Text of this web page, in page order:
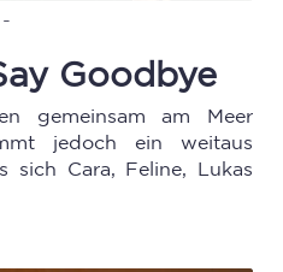
-
Goodbye
gemeinsam am Meer
jedoch ein weitaus
sich Cara, Feline, Lukas